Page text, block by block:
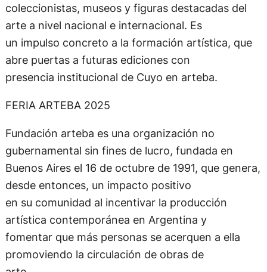
coleccionistas, museos y figuras destacadas del
arte a nivel nacional e internacional. Es
un impulso concreto a la formación artística, que
abre puertas a futuras ediciones con
presencia institucional de Cuyo en arteba.
FERIA ARTEBA 2025
Fundación arteba es una organización no
gubernamental sin fines de lucro, fundada en
Buenos Aires el 16 de octubre de 1991, que genera,
desde entonces, un impacto positivo
en su comunidad al incentivar la producción
artística contemporánea en Argentina y
fomentar que más personas se acerquen a ella
promoviendo la circulación de obras de